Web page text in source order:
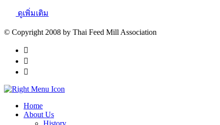
ดูเพิ่มเติม
© Copyright 2008 by Thai Feed Mill Association
Home
About Us
History